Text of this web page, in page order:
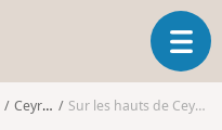
O
u
Ceyrat Sur les hauts de Ceyrat